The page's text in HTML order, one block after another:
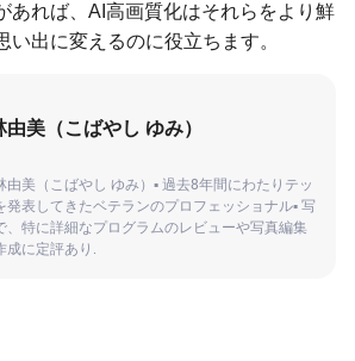
あれば、AI高画質化はそれらをより鮮
い出に変えるのに役立ちます。
由美（こばやし ゆみ）
由美（こばやし ゆみ）▪ 過去8年間にわたりテッ
発表してきたベテランのプロフェッショナル▪ 写
、特に詳細なプログラムのレビューや写真編集
成に定評あり.